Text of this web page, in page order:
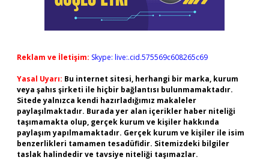
Reklam ve İletişim: Skype: live:.cid.575569c608265c69
Yasal Uyarı: Bu internet sitesi, herhangi bir marka, kurum
veya şahıs şirketi ile hiçbir bağlantısı bulunmamaktadır.
Sitede yalnızca kendi hazırladığımız makaleler
paylaşılmaktadır. Burada yer alan içerikler haber niteliği
taşımamakta olup, gerçek kurum ve kişiler hakkında
paylaşım yapılmamaktadır. Gerçek kurum ve kişiler ile isim
benzerlikleri tamamen tesadüfidir. Sitemizdeki bilgiler
taslak halindedir ve tavsiye niteliği taşımazlar.